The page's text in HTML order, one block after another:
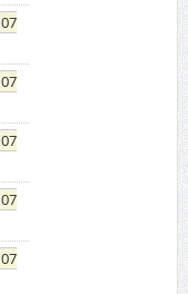
07
07
07
07
07